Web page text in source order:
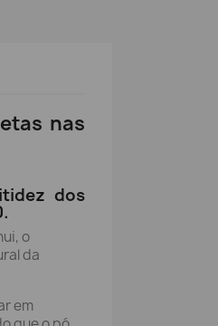
nas
dos
o
da
em